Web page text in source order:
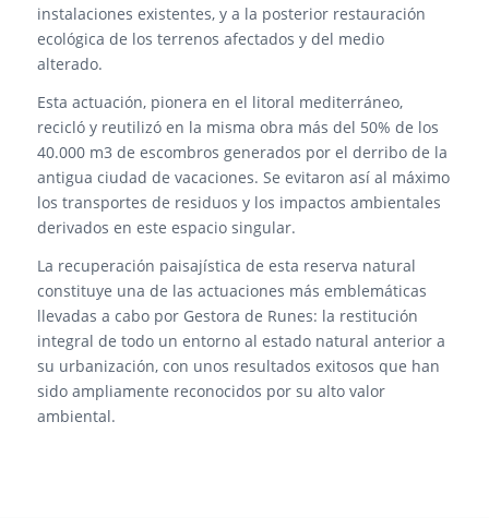
instalaciones existentes, y a la posterior restauración
ecológica de los terrenos afectados y del medio
alterado.
Esta actuación, pionera en el litoral mediterráneo,
recicló y reutilizó en la misma obra más del 50% de los
40.000 m3 de escombros generados por el derribo de la
antigua ciudad de vacaciones. Se evitaron así al máximo
los transportes de residuos y los impactos ambientales
derivados en este espacio singular.
La recuperación paisajística de esta reserva natural
constituye una de las actuaciones más emblemáticas
llevadas a cabo por Gestora de Runes: la restitución
integral de todo un entorno al estado natural anterior a
su urbanización, con unos resultados exitosos que han
sido ampliamente reconocidos por su alto valor
ambiental.